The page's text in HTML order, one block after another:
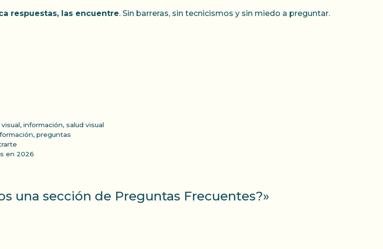
respuestas, las encuentre. Sin barreras, sin tecnicismos y sin miedo a preguntar.
, información, salud visual
, preguntas
en 2026
una sección de Preguntas Frecuentes?»